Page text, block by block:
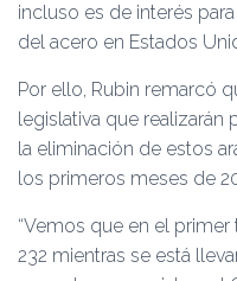
incluso es de interés
del acero en Estados
Por ello, Rubin remarcó
legislativa que realizarán
la eliminación de estos
los primeros meses de
“Vemos que en el
232 mientras se está